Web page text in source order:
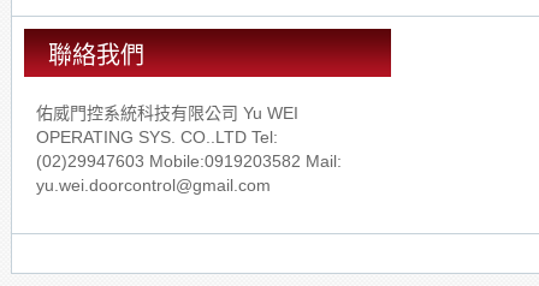
聯絡我們
佑威門控系統科技有限公司 Yu WEI
OPERATING SYS. CO..LTD Tel:
(02)29947603 Mobile:0919203582 Mail:
yu.wei.doorcontrol@gmail.com